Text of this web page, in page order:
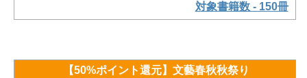
対象書籍数 - 150冊
【50%ポイント還元】文藝春秋秋祭り